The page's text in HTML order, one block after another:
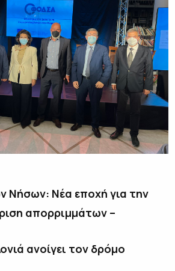
Νήσων: Νέα εποχή για την
απορριμμάτων –
ανοίγει τον δρόμο